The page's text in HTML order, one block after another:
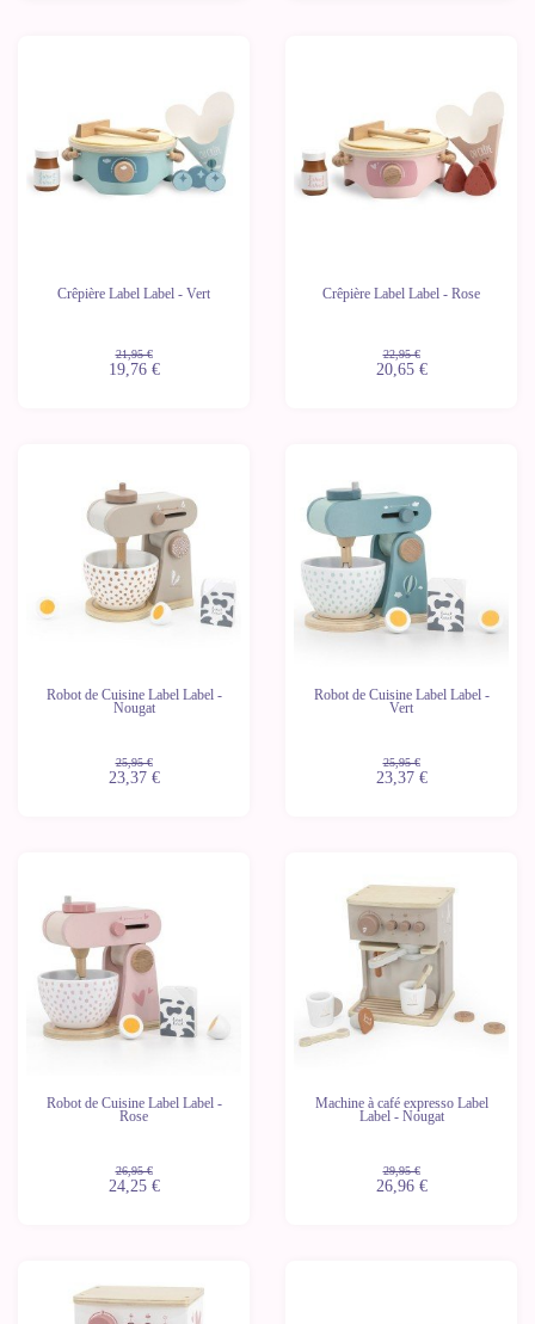
Crêpière Label Label - Vert
21,95 €
19,76 €
Crêpière Label Label - Rose
22,95 €
20,65 €
Robot de Cuisine Label Label -
Nougat
25,95 €
23,37 €
Robot de Cuisine Label Label -
Vert
25,95 €
23,37 €
Robot de Cuisine Label Label -
Rose
26,95 €
24,25 €
Machine à café expresso Label
Label - Nougat
29,95 €
26,96 €